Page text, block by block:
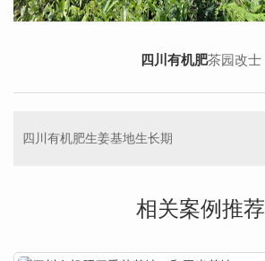
四川有机肥茶园改士
四川有机肥生姜基地生长期
相关案例推荐